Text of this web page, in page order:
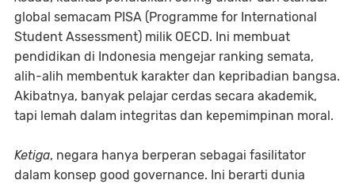
global semacam PISA (Programme for International
Student Assessment) milik OECD. Ini membuat
pendidikan di Indonesia mengejar ranking semata,
alih-alih membentuk karakter dan kepribadian bangsa.
Akibatnya, banyak pelajar cerdas secara akademik,
tapi lemah dalam integritas dan kepemimpinan moral.
Ketiga, negara hanya berperan sebagai fasilitator
dalam konsep good governance. Ini berarti dunia